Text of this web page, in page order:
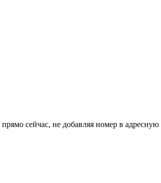
сейчас, не добавляя номер в адресную